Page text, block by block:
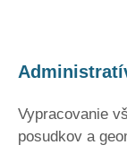
Vypracovanie
posudkov a